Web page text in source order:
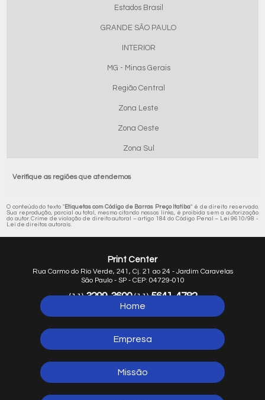
Estados Brasil
GRANDE SÃO PAULO
INTERIOR
MG - Minas Gerais
Região Central
Zona Leste
Zona Oeste
Zona Sul
Verifique as regiões que atendemos
O conteúdo do texto "Etiquetas com Código de Barras Preço Itatiba" é de direito reservado.
Sua reprodução, parcial ou total, mesmo citando nossos links, é proibida sem a autorização
do autor. Crime de violação de direito autoral – artigo 184 do Código Penal – Lei 9610/98 -
Lei de direitos autorais.
Print Center
Rua Carmo do Rio Verde, 241, Cj. 21 ao 24 - Jardim Caravelas
São Paulo - SP - CEP: 04729-010
(11)3299-3600(11)5641-4782
5641-1254
Home
Empresa
Missão